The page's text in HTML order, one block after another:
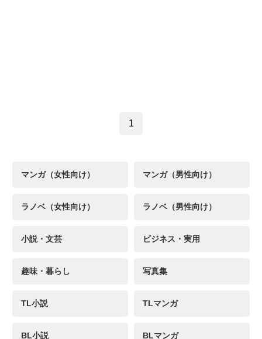
1
マンガ（女性向け） マンガ（男性向け）
ラノベ（女性向け） ラノベ（男性向け）
小説・文芸 ビジネス・実用
趣味・暮らし 写真集
TL小説 TLマンガ
BL小説 BLマンガ